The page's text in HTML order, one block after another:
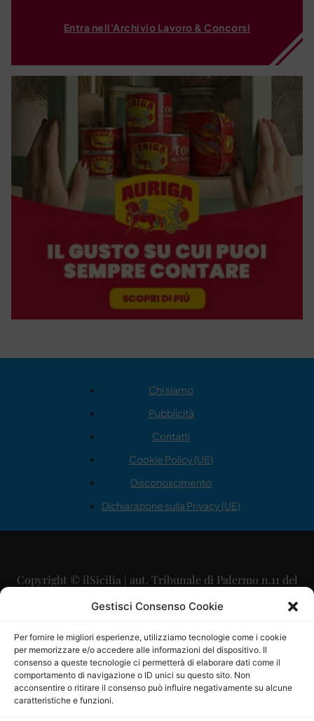
Gestisci Consenso Cookie
Per fornire le migliori esperienze, utilizziamo tecnologie come i cookie
per memorizzare e/o accedere alle informazioni del dispositivo. Il
consenso a queste tecnologie ci permetterà di elaborare dati come il
comportamento di navigazione o ID unici su questo sito. Non
acconsentire o ritirare il consenso può influire negativamente su alcune
caratteristiche e funzioni.
Entra nell'Archivio Lavoro & Concorsi
Chi siamo
Pubblicità
Contatti
Cookie Policy (UE)
Disconoscimento
Dichiarazione sulla Privacy (UE)
Copyright © ilSicilia | aut. Tribunale di Palermo n.11 del
29/09/2015
Direttore Editoriale: Maurizio Scaglione
Direttore Responsabile: Maria Calabrese